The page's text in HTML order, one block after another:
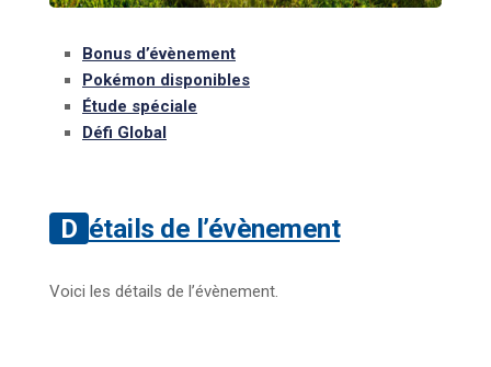
Bonus d’évènement
Pokémon disponibles
Étude spéciale
Défi Global
Détails de l’évènement
Voici les détails de l’évènement.